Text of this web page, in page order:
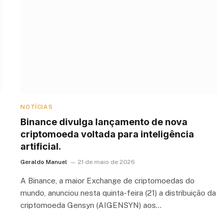
NOTÍCIAS
Binance divulga lançamento de nova
criptomoeda voltada para inteligência
artificial.
Geraldo Manuel 21 de maio de 2026
A Binance, a maior Exchange de criptomoedas do
mundo, anunciou nesta quinta-feira (21) a distribuição da
criptomoeda Gensyn (AIGENSYN) aos…